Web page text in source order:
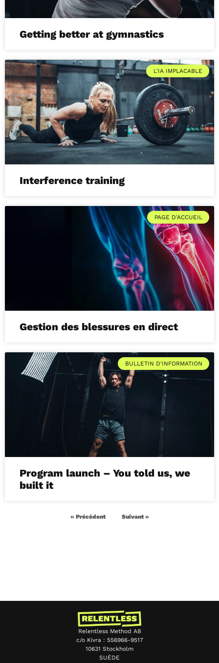
Getting better at gymnastics
L'IA IMPLACABLE
Interference training
PAGE D'ACCUEIL
Gestion des blessures en direct
BULLETIN D'INFORMATION
Program launch – You told us, we
built it
« Précédent Suivant »
Relentless Method AB
c/o Kivra : 556966-9517
10631 Stockholm
SUÈDE